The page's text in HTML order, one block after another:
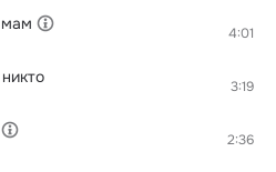
мам 4:01
3:19
2:36